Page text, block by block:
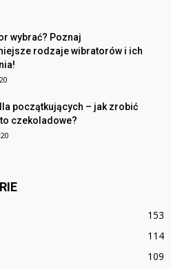
wybrać? Poznaj
rodzaje wibratorów i ich
początkujących – jak zrobić
czekoladowe?
153
114
109